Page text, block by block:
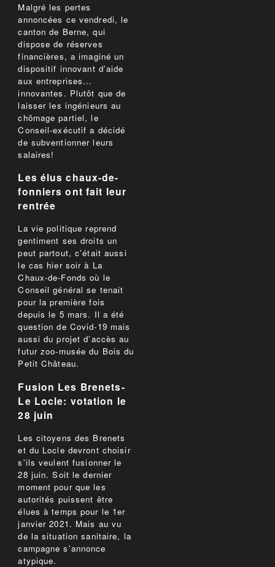
Malgré les pertes
annoncées ce vendredi, le
canton de Berne, qui
dispose de réserves
financières, a imaginé un
dispositif innovant d'aide
aux entreprises...
innovantes. Plutôt que de
laisser les ingénieurs au
chômage partiel, le
Conseil-exécutif a décidé
de subventionner leurs
salaires!
Les élus chaux-de-
fonniers ont fait leur
rentrée
La vie politique reprend
gentiment ses droits un
peut partout, c’était aussi
le cas hier soir à La
Chaux-de-Fonds où le
Conseil général se tenait
pour la première fois
depuis le 5 mars. Il a été
question de Covid-19 mais
aussi du projet d’accès au
futur zoo-musée du Bois du
Petit Château.
Fusion Les Brenets-
Le Locle: votation le
28 juin
Les citoyens des Brenets
et du Locle devront choisir
s'ils veulent fusionner le
28 juin. Soit le dernier
moment pour que les
autorités puissent être
élues à temps pour le 1er
janvier 2021. Mais au vu
de la situation sanitaire, la
campagne s'annonce
atypique.